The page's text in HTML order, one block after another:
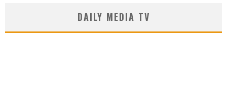
DAILY MEDIA TV